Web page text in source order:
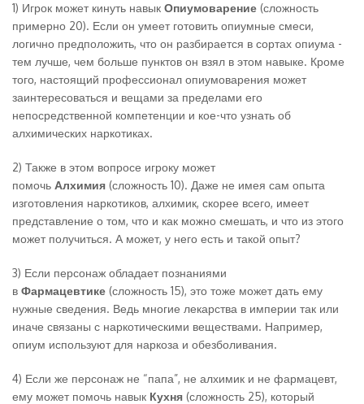
1) Игрок может кинуть навык Опиумоварение (сложность
примерно 20). Если он умеет готовить опиумные смеси,
логично предположить, что он разбирается в сортах опиума -
тем лучше, чем больше пунктов он взял в этом навыке. Кроме
того, настоящий профессионал опиумоварения может
заинтересоваться и вещами за пределами его
непосредственной компетенции и кое-что узнать об
алхимических наркотиках.
2) Также в этом вопросе игроку может
помочь Алхимия (сложность 10). Даже не имея сам опыта
изготовления наркотиков, алхимик, скорее всего, имеет
представление о том, что и как можно смешать, и что из этого
может получиться. А может, у него есть и такой опыт?
3) Если персонаж обладает познаниями
в Фармацевтике (сложность 15), это тоже может дать ему
нужные сведения. Ведь многие лекарства в империи так или
иначе связаны с наркотическими веществами. Например,
опиум используют для наркоза и обезболивания.
4) Если же персонаж не “папа”, не алхимик и не фармацевт,
ему может помочь навык Кухня (сложность 25), который